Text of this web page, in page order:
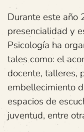
Durante este año
presencialidad y
Psicología ha
tales como: el
docente, talleres,
embellecimiento
espacios de
juventud, entre